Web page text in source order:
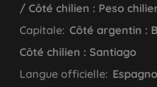
/ Côté chilien : Peso
Capitale: Côté argentin :
Côté chilien : Santiago
Langue officielle: